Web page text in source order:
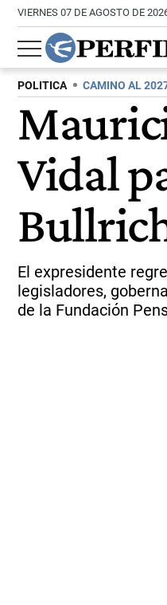
VIERNES 07 DE AGOSTO DE
POLITICA CAMINO AL
Vidal
El expresidente
legisladores,
de la Fundación